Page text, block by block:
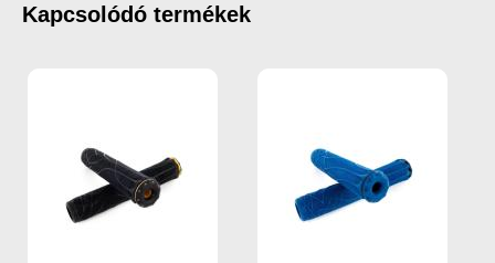
Kapcsolódó termékek